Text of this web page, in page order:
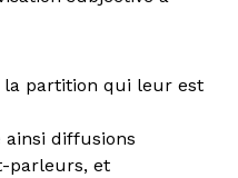
partition qui leur est
diffusions
parleurs, et